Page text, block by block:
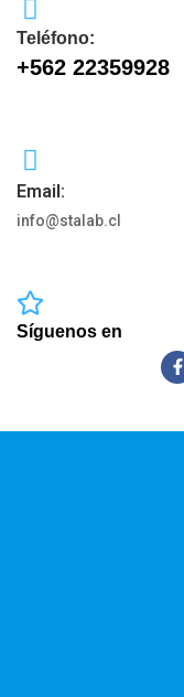
Teléfono:
+562 22359928
Email:
info@stalab.cl
Síguenos en